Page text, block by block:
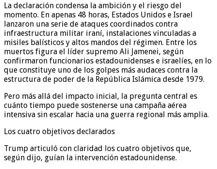
La declaración condensa la ambición y el riesgo del
momento. En apenas 48 horas, Estados Unidos e Israel
lanzaron una serie de ataques coordinados contra
infraestructura militar iraní, instalaciones vinculadas a
misiles balísticos y altos mandos del régimen. Entre los
muertos figura el líder supremo Ali Jamenei, según
confirmaron funcionarios estadounidenses e israelíes, en lo
que constituye uno de los golpes más audaces contra la
estructura de poder de la República Islámica desde 1979.
Pero más allá del impacto inicial, la pregunta central es
cuánto tiempo puede sostenerse una campaña aérea
intensiva sin escalar hacia una guerra regional más amplia.
Los cuatro objetivos declarados
Trump articuló con claridad los cuatro objetivos que,
según dijo, guían la intervención estadounidense.